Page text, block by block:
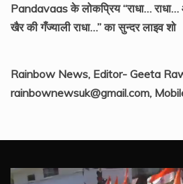
Pandavaas के लोकप्रिय “राधा… राधा…
खैर की गँज्याली राधा…” का सुन्दर लाइव शो
Rainbow News, Editor- Geeta
rainbownewsuk@gmail.com,
Video